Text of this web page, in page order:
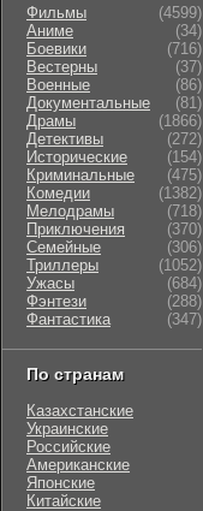
Фильмы
(4599)
Аниме
(34)
Боевики
(716)
Вестерны
(37)
Военные
(86)
Документальные
(81)
Драмы
(1866)
Детективы
(272)
Исторические
(154)
Криминальные
(475)
Комедии
(1382)
Мелодрамы
(718)
Приключения
(370)
Семейные
(306)
Триллеры
(1052)
Ужасы
(684)
Фэнтези
(288)
Фантастика
(347)
По странам
Казахстанские
Украинские
Российские
Американские
Японские
Китайские